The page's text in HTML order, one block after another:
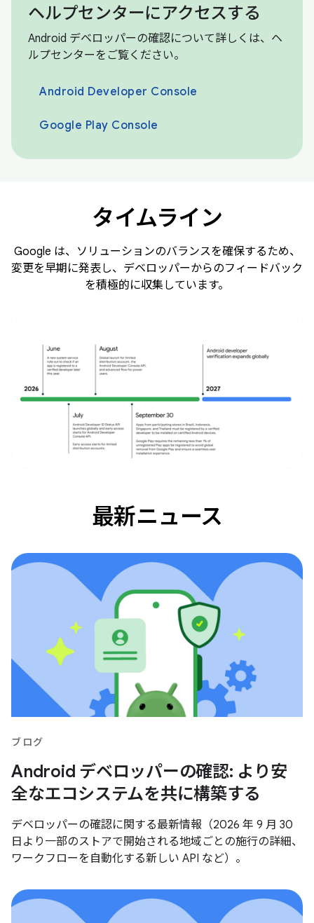
ヘルプセンターにアクセスする
Android デベロッパーの確認について詳しくは、ヘ
ルプセンターをご覧ください。
Android Developer Console
Google Play Console
タイムライン
Google は、ソリューションのバランスを確保するため、
変更を早期に発表し、デベロッパーからのフィードバック
を積極的に収集しています。
最新ニュース
ブログ
Android デベロッパーの確認: より安
全なエコシステムを共に構築する
デベロッパーの確認に関する最新情報（2026 年 9 月 30
日より一部のストアで開始される地域ごとの施行の詳細、
ワークフローを自動化する新しい API など）。